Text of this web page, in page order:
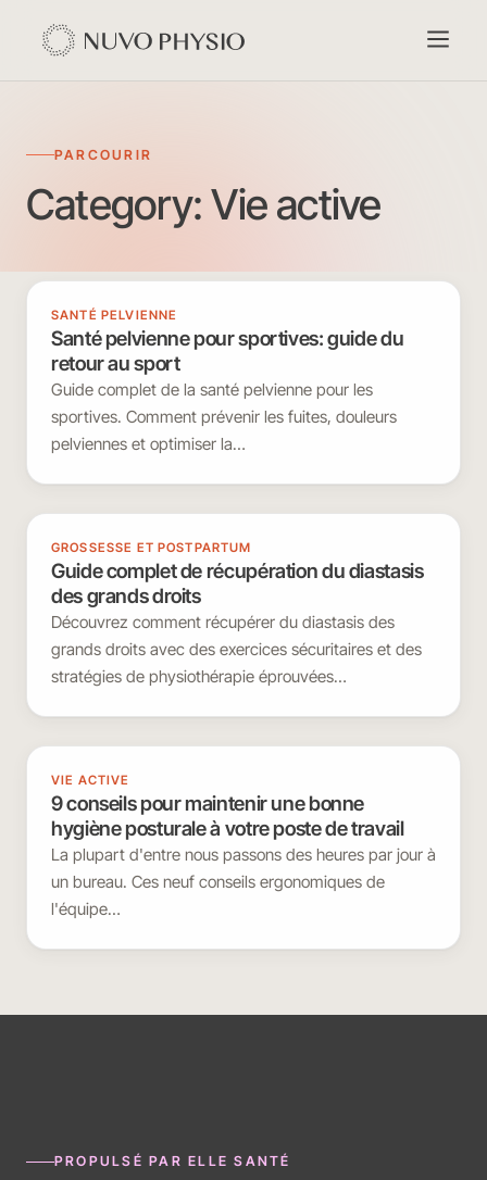
PARCOURIR
Category:Vie active
SANTÉ PELVIENNE
Santé pelvienne pour sportives: guide du
retour au sport
Guide complet de la santé pelvienne pour les
sportives. Comment prévenir les fuites, douleurs
pelviennes et optimiser la…
GROSSESSE ET POSTPARTUM
Guide complet de récupération du diastasis
des grands droits
Découvrez comment récupérer du diastasis des
grands droits avec des exercices sécuritaires et des
stratégies de physiothérapie éprouvées…
VIE ACTIVE
9 conseils pour maintenir une bonne
hygiène posturale à votre poste de travail
La plupart d'entre nous passons des heures par jour à
un bureau. Ces neuf conseils ergonomiques de
l'équipe…
PROPULSÉ PAR ELLE SANTÉ